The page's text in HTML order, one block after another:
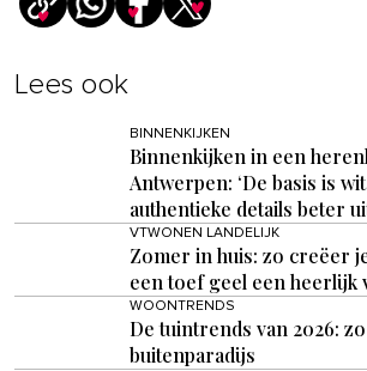
Lees ook
BINNENKIJKEN
Binnenkijken in een
Antwerpen: ‘De basis is
authentieke details beter
VTWONEN LANDELIJK
Zomer in huis: zo creëer
een toef geel een heerlijk
WOONTRENDS
De tuintrends van 2026:
buitenparadijs